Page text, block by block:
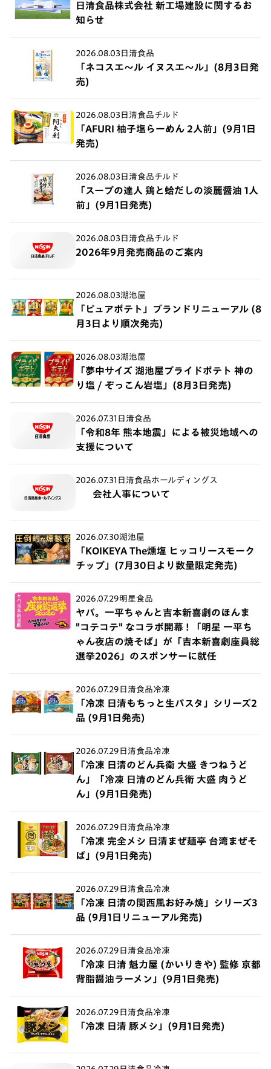
日清食品株式会社 新工場建設に関するお
知らせ
2026.08.03 日清食品
「ネコスエ～ル イヌスエ～ル」(8月3日発
売)
2026.08.03 日清食品チルド
「AFURI 柚子塩らーめん 2人前」(9月1日
発売)
2026.08.03 日清食品チルド
「スープの達人 鶏と蛤だしの淡麗醤油 1人
前」(9月1日発売)
2026.08.03 日清食品チルド
2026年9月発売商品のご案内
2026.08.03湖池屋
「ピュアポテト」ブランドリニューアル (8
月3日より順次発売)
2026.08.03湖池屋
「夢中サイズ 湖池屋プライドポテト 神の
り塩 / ぞっこん岩塩」(8月3日発売)
2026.07.31 日清食品
「令和8年 熊本地震」による被災地域への
支援について
2026.07.31 日清食品ホールディングス
会社人事について
2026.07.30湖池屋
「KOIKEYA The燻塩 ヒッコリースモーク
チップ」(7月30日より数量限定発売)
2026.07.29明星食品
ヤバ。一平ちゃんと吉本新喜劇のほんま
"コテコテ" なコラボ開幕 ! 「明星 一平ち
ゃん夜店の焼そば」が「吉本新喜劇座員総
選挙2026」のスポンサーに就任
2026.07.29 日清食品冷凍
「冷凍 日清もちっと生パスタ」シリーズ2
品 (9月1日発売)
2026.07.29 日清食品冷凍
「冷凍 日清のどん兵衛 大盛 きつねうど
ん」「冷凍 日清のどん兵衛 大盛 肉うど
ん」(9月1日発売)
2026.07.29 日清食品冷凍
「冷凍 完全メシ 日清まぜ麺亭 台湾まぜそ
ば」(9月1日発売)
2026.07.29 日清食品冷凍
「冷凍 日清の関西風お好み焼」シリーズ3
品 (9月1日リニューアル発売)
2026.07.29 日清食品冷凍
「冷凍 日清 魁力屋 (かいりきや) 監修 京都
背脂醤油ラーメン」(9月1日発売)
2026.07.29 日清食品冷凍
「冷凍 日清 豚メシ」(9月1日発売)